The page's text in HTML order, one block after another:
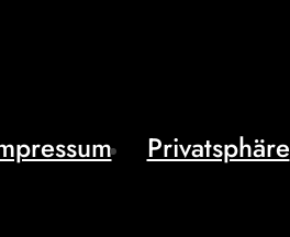
Privatsphäre